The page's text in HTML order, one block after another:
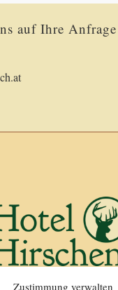
Zustimmung verwalten
auf Ihre Anfrage